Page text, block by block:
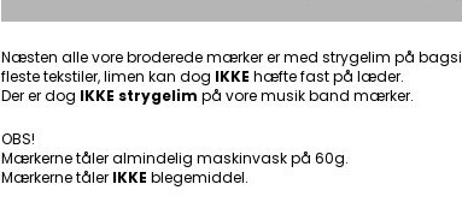
ingen
kondi
-
Mærke
antal
Næsten alle vore broderede mærker er med strygelim på
fleste tekstiler, limen kan dog IKKE hæfte fast på læder.
Der er dog IKKE strygelim på vore musik band mærker.
OBS!
Mærkerne tåler almindelig maskinvask på 60g.
Mærkerne tåler IKKE blegemiddel.